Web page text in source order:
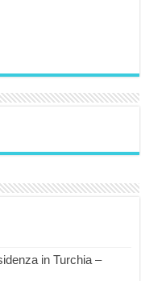
in Turchia –